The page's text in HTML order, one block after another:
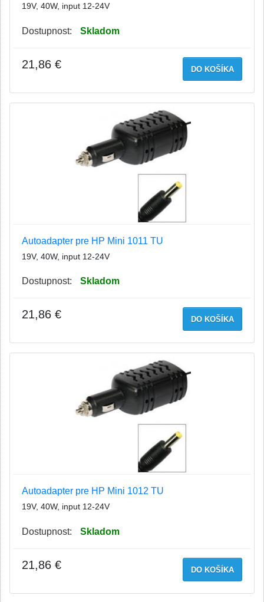
19V, 40W, input 12-24V
Dostupnost: Skladom
DO KOŠÍKA
21,86 €
Autoadapter pre HP Mini 1011 TU
19V, 40W, input 12-24V
Dostupnost: Skladom
DO KOŠÍKA
21,86 €
Autoadapter pre HP Mini 1012 TU
19V, 40W, input 12-24V
Dostupnost: Skladom
DO KOŠÍKA
21,86 €